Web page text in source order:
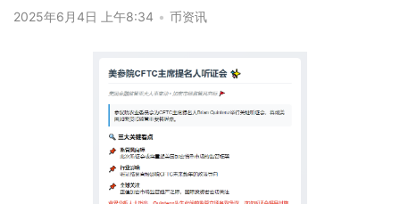
2025年6月4日 上午8:34 • 币资讯